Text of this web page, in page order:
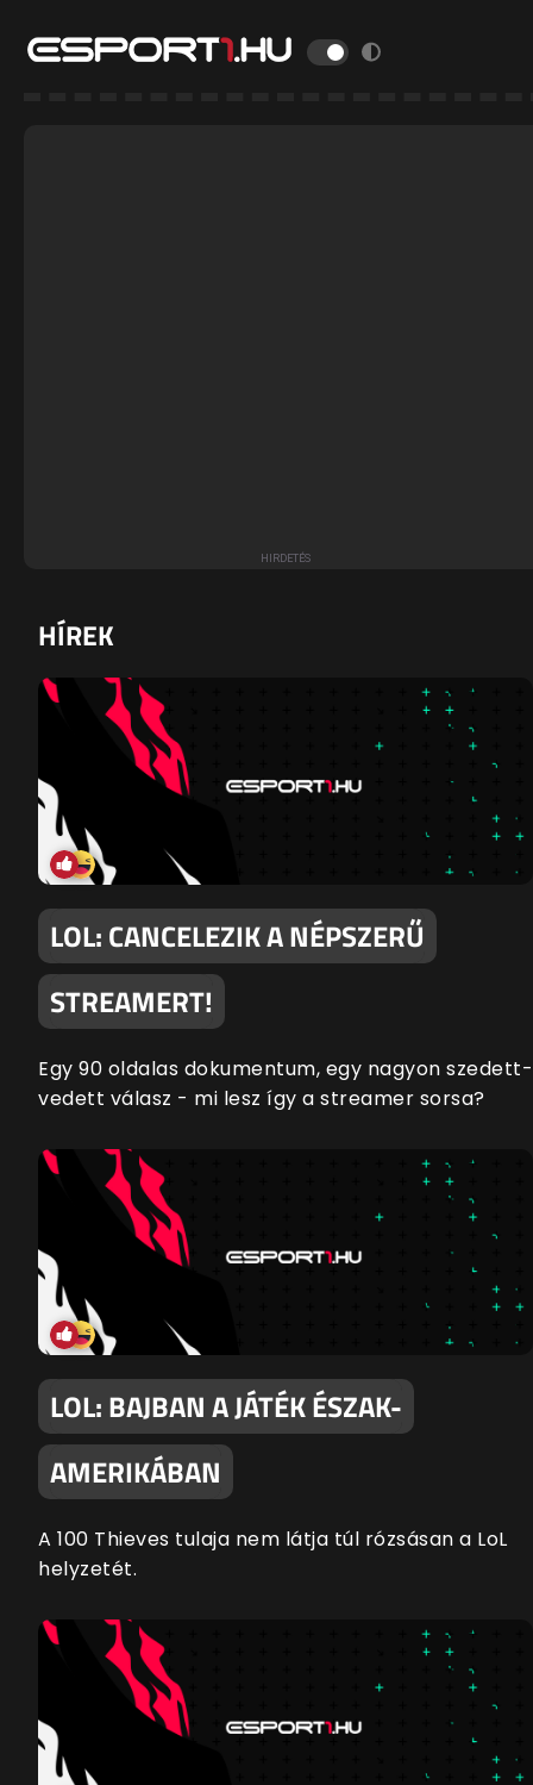
HÍREK
LOL: CANCELEZIK A NÉPSZERŰ
STREAMERT!
Egy 90 oldalas dokumentum, egy nagyon szedett-
vedett válasz - mi lesz így a streamer sorsa?
LOL: BAJBAN A JÁTÉK ÉSZAK-
AMERIKÁBAN
A 100 Thieves tulaja nem látja túl rózsásan a LoL
helyzetét.